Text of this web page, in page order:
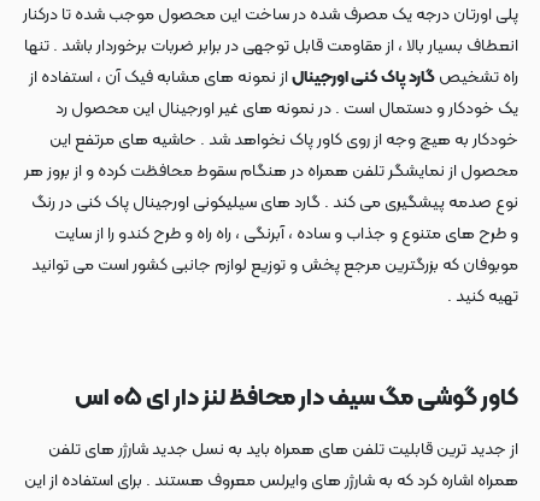
پلی اورتان درجه یک مصرف شده در ساخت این محصول موجب شده تا درکنار
انعطاف بسیار بالا ، از مقاومت قابل توجهی در برابر ضربات برخوردار باشد . تنها
راه تشخیصگارد پاک کنی اورجینالاز نمونه های مشابه فیک آن ، استفاده از
یک خودکار و دستمال است . در نمونه های غیر اورجینال این محصول رد
خودکار به هیچ وجه از روی کاور پاک نخواهد شد . حاشیه های مرتفع این
محصول از نمایشگر تلفن همراه در هنگام سقوط محافظت کرده و از بروز هر
نوع صدمه پیشگیری می کند . گارد های سیلیکونی اورجینال پاک کنی در رنگ
و طرح های متنوع و جذاب و ساده ، آبرنگی ، راه راه و طرح کندو را از سایت
موبوفان که بزرگترین مرجع پخش و توزیع لوازم جانبی کشور است می توانید
تهیه کنید .
کاور گوشی مگ سیف دار محافظ لنز دار ای ۰۵ اس
از جدید ترین قابلیت تلفن های همراه باید به نسل جدید شارژر های تلفن
همراه اشاره کرد که به شارژر های وایرلس معروف هستند . برای استفاده از این